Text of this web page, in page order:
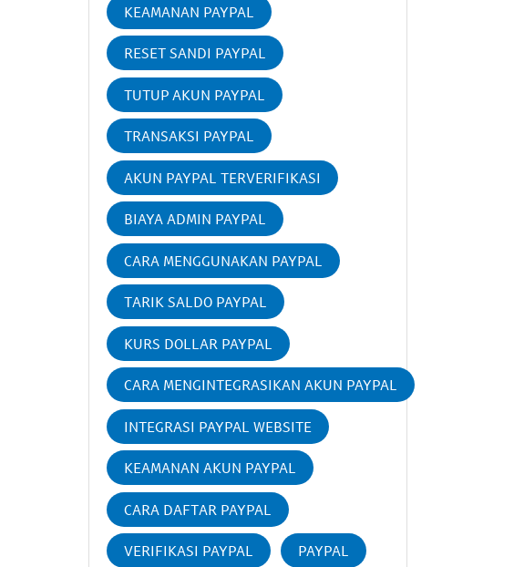
KEAMANAN PAYPAL
RESET SANDI PAYPAL
TUTUP AKUN PAYPAL
TRANSAKSI PAYPAL
AKUN PAYPAL TERVERIFIKASI
BIAYA ADMIN PAYPAL
CARA MENGGUNAKAN PAYPAL
TARIK SALDO PAYPAL
KURS DOLLAR PAYPAL
CARA MENGINTEGRASIKAN AKUN PAYPAL
INTEGRASI PAYPAL WEBSITE
KEAMANAN AKUN PAYPAL
CARA DAFTAR PAYPAL
VERIFIKASI PAYPAL PAYPAL